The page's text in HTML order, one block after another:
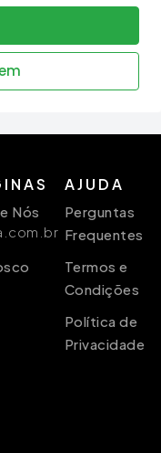
Nós
AJUDA
Perguntas
Frequentes
Termos e
Condições
Política de
Privacidade